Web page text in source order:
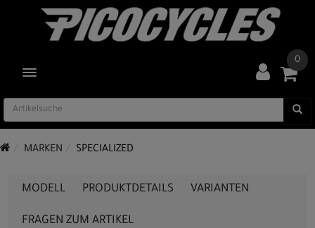
TOGGLE NAVIGATION
0
MARKEN SPECIALIZED
MODELL PRODUKTDETAILS VARIANTEN
FRAGEN ZUM ARTIKEL